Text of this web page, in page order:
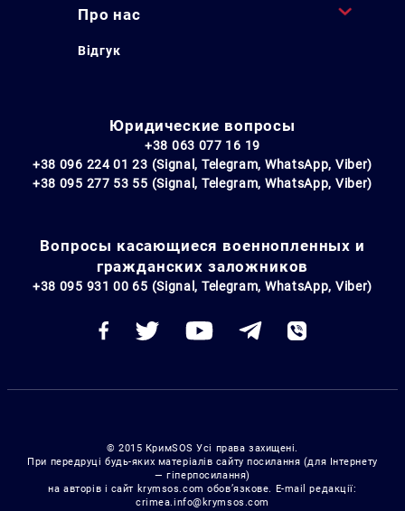
Про нас
Відгук
Юридические вопросы
+38 063 077 16 19
+38 096 224 01 23 (Signal, Telegram, WhatsApp, Viber)
+38 095 277 53 55 (Signal, Telegram, WhatsApp, Viber)
Вопросы касающиеся военнопленных и
гражданских заложников
+38 095 931 00 65 (Signal, Telegram, WhatsApp, Viber)
© 2015 КримSOS Усі права захищені.
При передруці будь-яких матеріалів сайту посилання (для Інтернету
— гіперпосилання)
на авторів і сайт krymsos.com обов’язкове. E-mail редакції:
crimea.info@krymsos.com